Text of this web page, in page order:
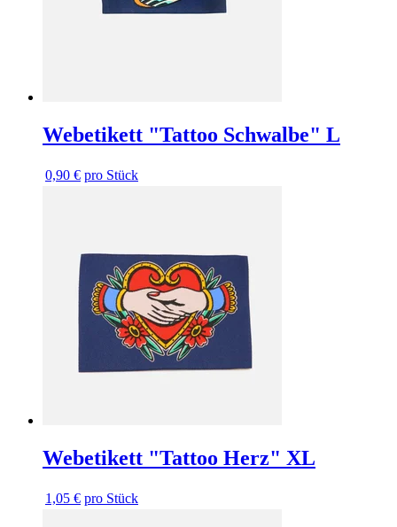
Webetikett "Tattoo Schwalbe" L
0,90 € pro Stück
Webetikett "Tattoo Herz" XL
1,05 € pro Stück